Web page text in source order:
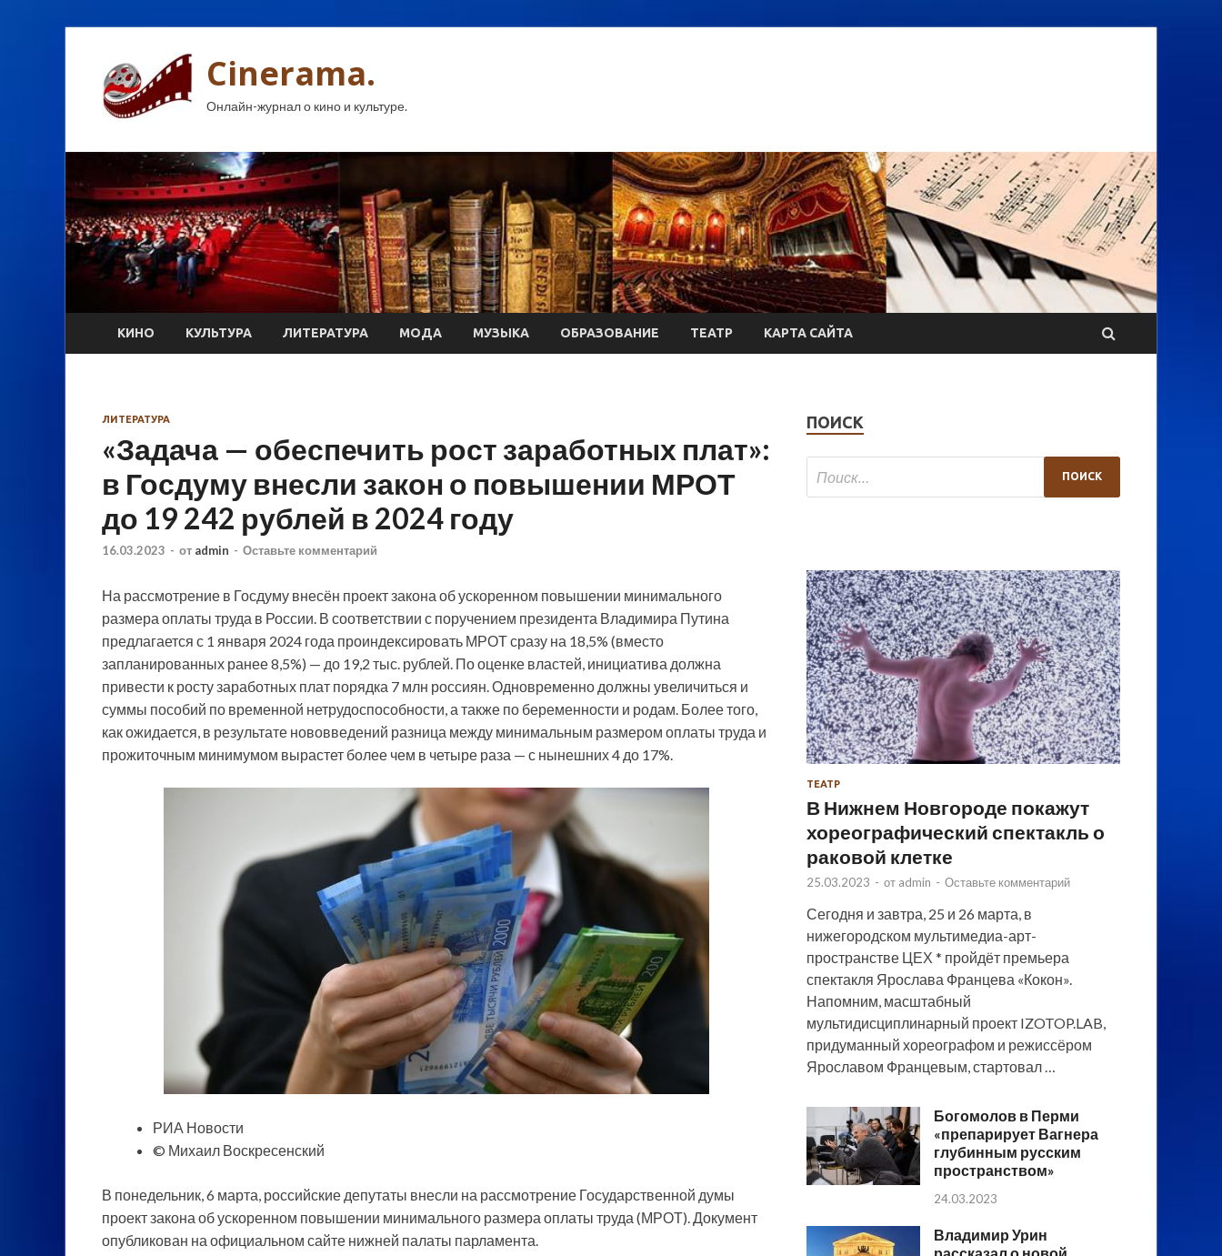
Cinerama.
Онлайн-журнал о кино и культуре.
КИНО КУЛЬТУРА ЛИТЕРАТУРА МОДА МУЗЫКА ОБРАЗОВАНИЕ ТЕАТР КАРТА САЙТА
ЛИТЕРАТУРА
«Задача — обеспечить рост заработных плат»:
в Госдуму внесли закон о повышении МРОТ
до 19 242 рублей в 2024 году
16.03.2023 - от admin - Оставьте комментарий
На рассмотрение в Госдуму внесён проект закона об ускоренном повышении минимального
размера оплаты труда в России. В соответствии с поручением президента Владимира Путина
предлагается с 1 января 2024 года проиндексировать МРОТ сразу на 18,5% (вместо
запланированных ранее 8,5%) — до 19,2 тыс. рублей. По оценке властей, инициатива должна
привести к росту заработных плат порядка 7 млн россиян. Одновременно должны увеличиться и
суммы пособий по временной нетрудоспособности, а также по беременности и родам. Более того,
как ожидается, в результате нововведений разница между минимальным размером оплаты труда и
прожиточным минимумом вырастет более чем в четыре раза — с нынешних 4 до 17%.
РИА Новости
© Михаил Воскресенский
В понедельник, 6 марта, российские депутаты внесли на рассмотрение Государственной думы
проект закона об ускоренном повышении минимального размера оплаты труда (МРОТ). Документ
опубликован на официальном сайте нижней палаты парламента.
ПОИСК
ТЕАТР
В Нижнем Новгороде покажут
хореографический спектакль о
раковой клетке
25.03.2023 - от admin - Оставьте комментарий
Сегодня и завтра, 25 и 26 марта, в
нижегородском мультимедиа-арт-
пространстве ЦЕХ * пройдёт премьера
спектакля Ярослава Францева «Кокон».
Напомним, масштабный
мультидисциплинарный проект IZOTOP.LAB,
придуманный хореографом и режиссёром
Ярославом Францевым, стартовал …
Богомолов в Перми
«препарирует Вагнера
глубинным русским
пространством»
24.03.2023
Владимир Урин